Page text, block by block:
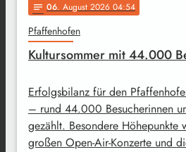
notes 06. August 2026 04:54
Pfaffenhofen
Kultursommer mit 44.000
Erfolgsbilanz für den
– rund 44.000 Besucherinnen
gezählt. Besondere Höhepunkte
großen Open-Air-Konzerte und